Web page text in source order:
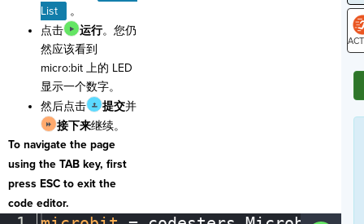
List
。
点击
运行。您仍
然应该看到
micro:bit 上的 LED
显示一个数字。
然后点击
提交并
接下来继续。
To navigate the page
using the TAB key, first
press ESC to exit the
code editor.